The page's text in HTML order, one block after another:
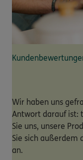
Wir haben uns
Antwort darauf ist:
Sie uns, unsere
Sie sich außerdem
an.